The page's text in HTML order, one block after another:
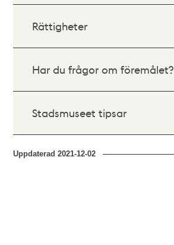
Rättigheter
Har du frågor om föremålet?
Stadsmuseet tipsar
Uppdaterad2021-12-02